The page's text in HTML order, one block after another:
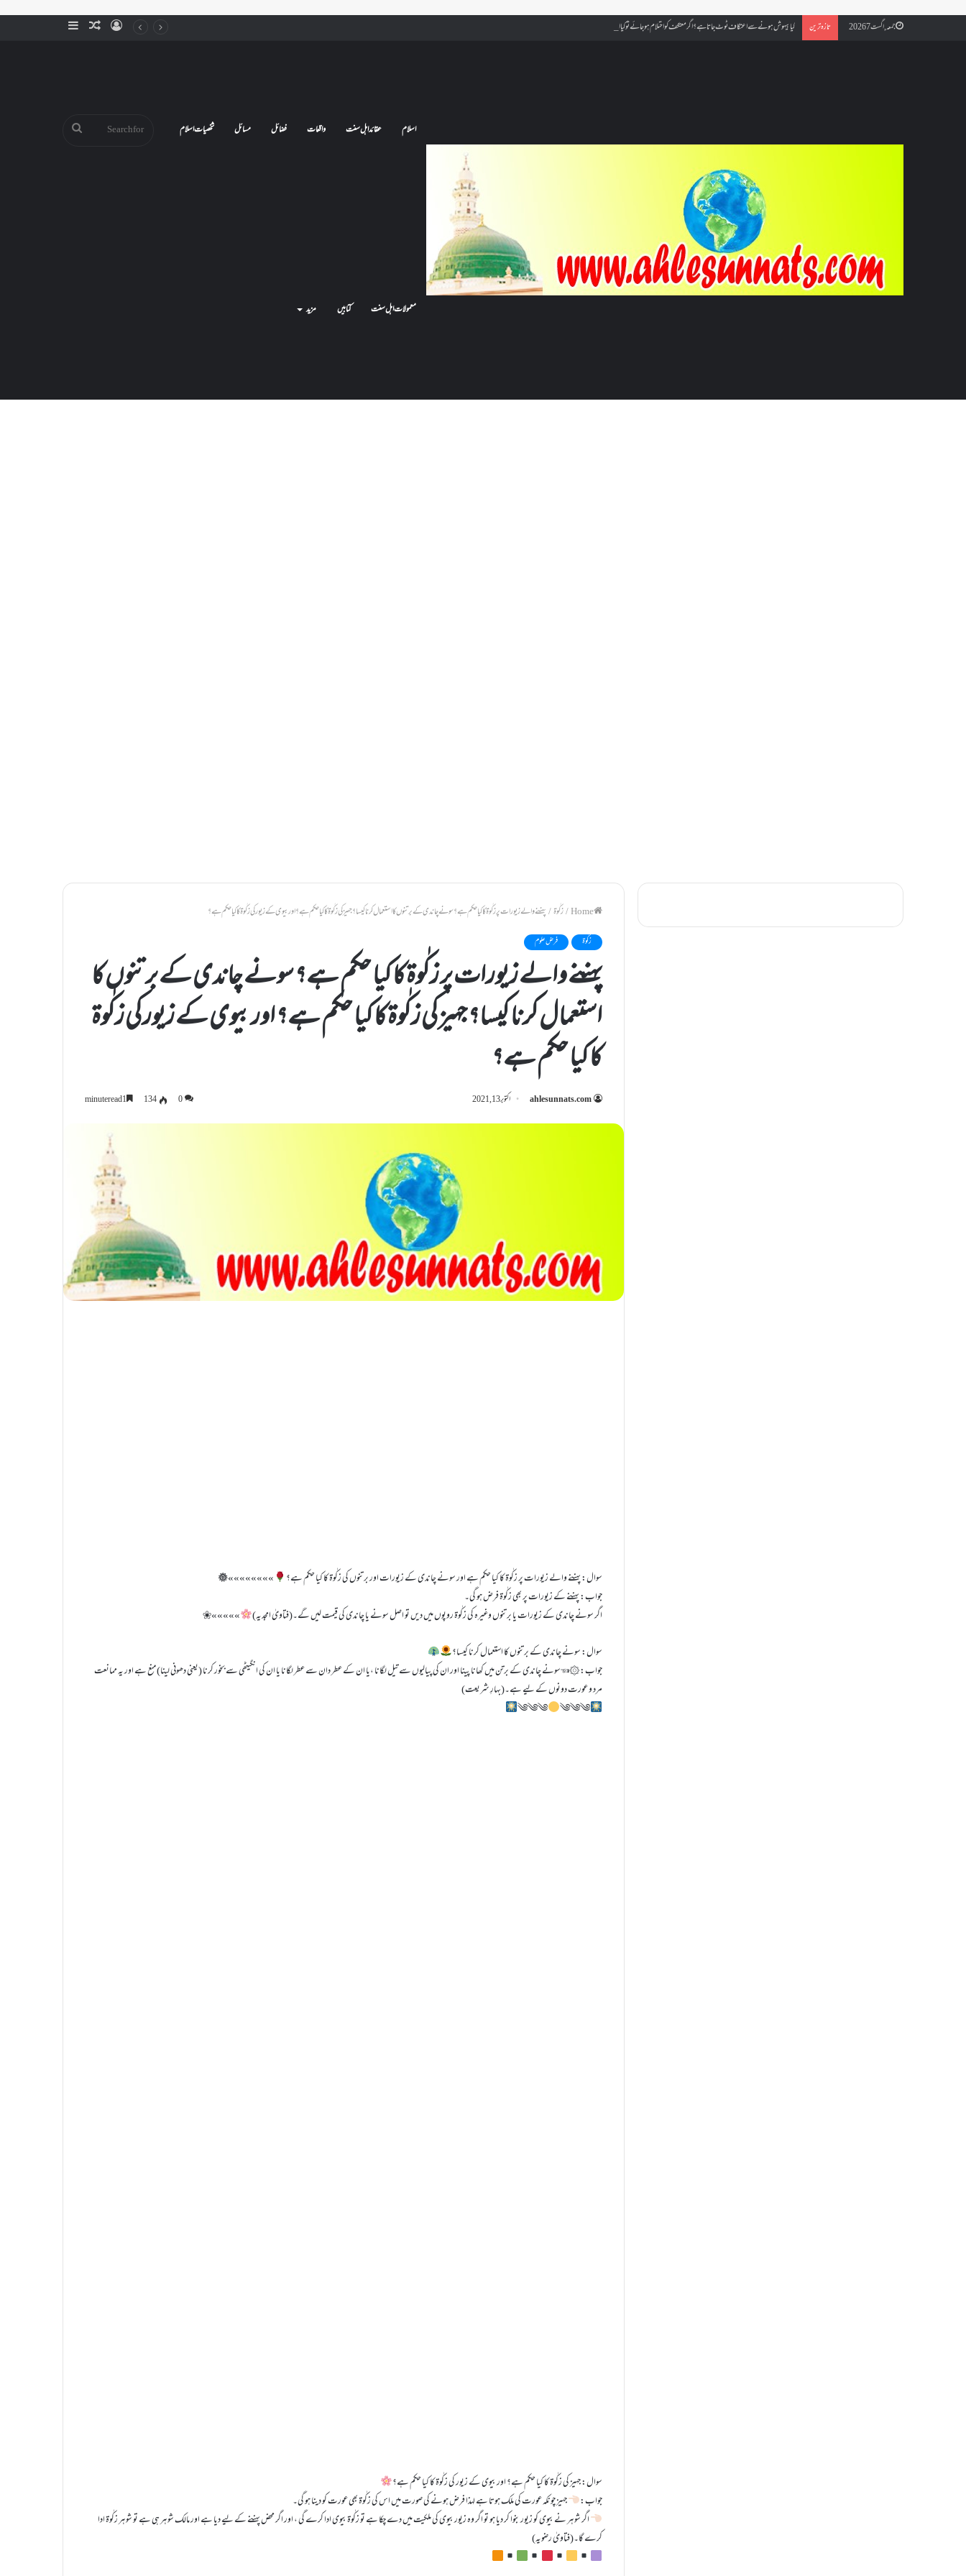
جمعہ, اگست 7 2026 تازہ ترین کیا بیہوش ہونے سے اعتکاف ٹوٹ جاتا ہے؟ اگر معتکف کو احتلام ہو جائے تو کیا اس کا اعتکاف ٹوٹ جائے گا؟فنائے مسجد کسے کہتے ہیں ، اور کیا معتکف فنائے مسجد میں جا سکتا ہے؟ SidebarRandomLog
اسلام عقائد اہل سنت واقعات فضائل مسائل شخصیات اسلام
معمولات اہل سنت کتابیں مزید
Search
/زکٰوۃ/پہننے والے زیورات پر زکٰوۃ کا کیا حکم ہے؟ سونے چاندی کے برتنوں کا استعمال کرنا کیسا؟ جہیز کی زکٰوۃ کا کیا حکم ہے؟ اور بیوی کے زیور کی زکٰوۃ کا کیا حکم ہے؟
زکٰوۃ فرض علوم
پہننے والے زیورات پر زکٰوۃ کا کیا حکم ہے؟ سونے چاندی کے برتنوں کا
استعمال کرنا کیسا؟ جہیز کی زکٰوۃ کا کیا حکم ہے؟ اور بیوی کے زیور کی زکٰوۃ
کا کیا حکم ہے؟
ahlesunnats.com اکتوبر 13, 2021 0
134
سوال: پہننے والے زیورات پر زکٰوۃ کا کیا حکم ہے اور سونے چاندی کے زیورات اور برتنوں کی زکٰوۃ کا کیا حکم ہے؟
»»»»»»»»𖣔
جواب: پہننے کے زیورات پر بھی زکٰوۃ فرض ہو گی۔
اگر سونے چاندی کے زیورات یا برتنوں وغیرہ کی زکٰوۃ روپوں میں دیں تو اصل سونے یا چاندی کی قیمت لیں گے۔(فتاویٰ امجدیہ)
»»»»»❀
سوال: سونے چاندی کے برتنوں کا استعمال کرنا کیسا؟
جواب:۞☜︎︎︎سونے چاندی کے برتن میں کھانا پینا اور ان کی پیالیوں سے تیل لگانا ،یا ان کے عطر دان سے عطر لگانا یا ان کی انگیٹھی سے بخور کرنا (یعنی دھونی لینا) منع ہے اور یہ ممانعت
مرد و عورت دونوں کے لیے ہے۔(بہارِ شریعت)
༄༄༄
༄༄༄
سوال: جہیز کی زکٰوۃ کا کیا حکم ہے؟ اور بیوی کے زیور کی زکٰوۃ کا کیا حکم ہے؟
جواب:
جہیز چونکہ عورت کی ملک ہوتا ہے لہذا فرض ہونے کی صورت میں اس کی زکٰوۃ بھی عورت کو دینا ہو گی۔
اگر شوہر نے بیوی کو زیور بنوا کر دیا ہو تو اگر وہ زیور بیوی کی ملکیت میں دے چکا ہے تو زکٰوۃ بیوی ادا کرے گی ، اور اگر محض پہننے کے لیے دیا ہے اور مالک شوہر ہی ہے تو شوہر زکٰوۃ ادا
کرے گا۔(فتاویٰ رضویہ)